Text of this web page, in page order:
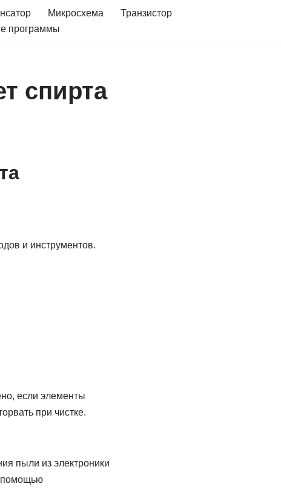
Микросхема
Транзистор
программы
спирта
и инструментов.
если элементы
при чистке.
пыли из электроники
помощью